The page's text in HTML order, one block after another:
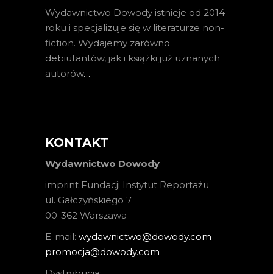
Wydawnictwo Dowody istnieje od 2014
roku i specjalizuje się w literaturze non-
fiction. Wydajemy zarówno
debiutantów, jak i książki już uznanych
autorów…
KONTAKT
Wydawnictwo Dowody
imprint Fundacji Instytut Reportażu
ul. Gałczyńskiego 7
00-362 Warszawa
E-mail: wydawnictwo@dowody.com
promocja@dowody.com